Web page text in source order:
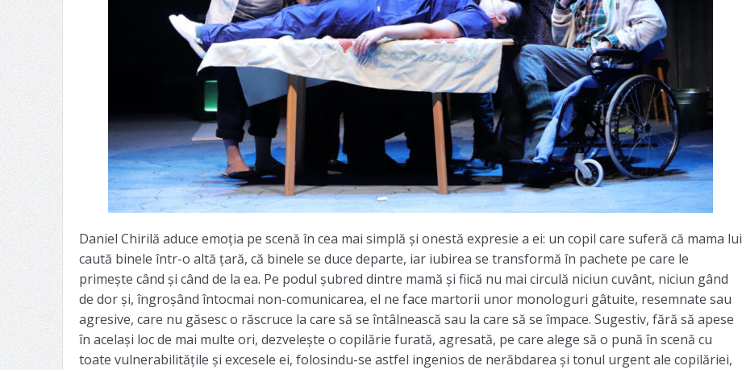
Daniel Chirilă aduce emoția pe scenă în cea mai simplă și onestă expresie a ei: un copil care suferă că mama lui
caută binele într-o altă țară, că binele se duce departe, iar iubirea se transformă în pachete pe care le
primește când și când de la ea. Pe podul șubred dintre mamă și fiică nu mai circulă niciun cuvânt, niciun gând
de dor și, îngroșând întocmai non-comunicarea, el ne face martorii unor monologuri gâtuite, resemnate sau
agresive, care nu găsesc o răscruce la care să se întâlnească sau la care să se împace. Sugestiv, fără să apese
în același loc de mai multe ori, dezvelește o copilărie furată, agresată, pe care alege să o pună în scenă cu
toate vulnerabilitățile și excesele ei, folosindu-se astfel ingenios de nerăbdarea și tonul urgent ale copilăriei,